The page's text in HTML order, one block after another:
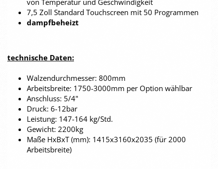
von Temperatur und Geschwindigkeit
7,5 Zoll Standard Touchscreen mit 50 Programmen
dampfbeheizt
technische Daten:
Walzendurchmesser: 800mm
Arbeitsbreite: 1750-3000mm per Option wählbar
Anschluss: 5/4"
Druck: 6-12bar
Leistung: 147-164 kg/Std.
Gewicht: 2200kg
Maße HxBxT (mm): 1415x3160x2035 (für 2000
Arbeitsbreite)